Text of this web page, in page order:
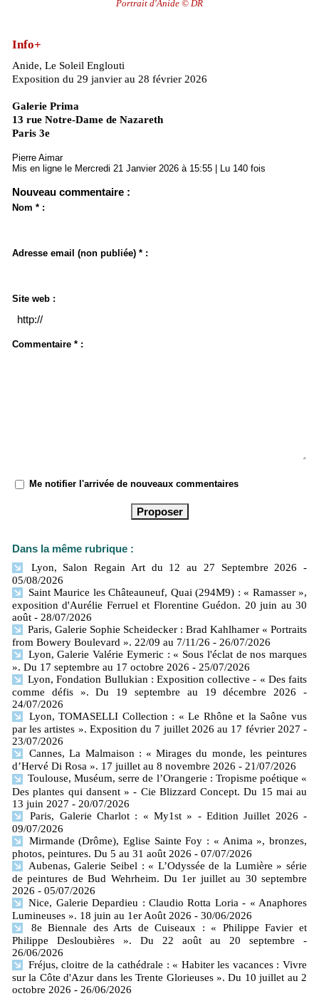
Portrait d'Anide © DR
Info+
Anide, Le Soleil Englouti
Exposition du 29 janvier au 28 février 2026
Galerie Prima
13 rue Notre-Dame de Nazareth
Paris 3e
Pierre Aimar
Mis en ligne le Mercredi 21 Janvier 2026 à 15:55 | Lu 140 fois
Nouveau commentaire :
Nom * :
Adresse email (non publiée) * :
Site web :
Commentaire * :
Me notifier l'arrivée de nouveaux commentaires
Dans la même rubrique :
Lyon, Salon Regain Art du 12 au 27 Septembre 2026
-
05/08/2026
Saint Maurice les Châteauneuf, Quai (294M9) : « Ramasser »,
exposition d'Aurélie Ferruel et Florentine Guédon. 20 juin au 30
août - 28/07/2026
Paris, Galerie Sophie Scheidecker : Brad Kahlhamer « Portraits
from Bowery Boulevard ». 22/09 au 7/11/26 - 26/07/2026
Lyon, Galerie Valérie Eymeric : « Sous l'éclat de nos marques
». Du 17 septembre au 17 octobre 2026 - 25/07/2026
Lyon, Fondation Bullukian : Exposition collective - « Des faits
comme défis ». Du 19 septembre au 19 décembre 2026
-
24/07/2026
Lyon, TOMASELLI Collection : « Le Rhône et la Saône vus
par les artistes ». Exposition du 7 juillet 2026 au 17 février 2027 -
23/07/2026
Cannes, La Malmaison : « Mirages du monde, les peintures
d’Hervé Di Rosa ». 17 juillet au 8 novembre 2026 - 21/07/2026
Toulouse, Muséum, serre de l’Orangerie : Tropisme poétique «
Des plantes qui dansent » - Cie Blizzard Concept. Du 15 mai au
13 juin 2027 - 20/07/2026
Paris, Galerie Charlot : « My1st » - Edition Juillet 2026 -
09/07/2026
Mirmande (Drôme), Eglise Sainte Foy : « Anima », bronzes,
photos, peintures. Du 5 au 31 août 2026 - 07/07/2026
Aubenas, Galerie Seibel : « L’Odyssée de la Lumière » série
de peintures de Bud Wehrheim. Du 1er juillet au 30 septembre
2026 - 05/07/2026
Nice, Galerie Depardieu : Claudio Rotta Loria - « Anaphores
Lumineuses ». 18 juin au 1er Août 2026 - 30/06/2026
8e Biennale des Arts de Cuiseaux : « Philippe Favier et
Philippe Desloubières ». Du 22 août au 20 septembre
-
26/06/2026
Fréjus, cloitre de la cathédrale : « Habiter les vacances : Vivre
sur la Côte d'Azur dans les Trente Glorieuses ». Du 10 juillet au 2
octobre 2026 - 26/06/2026